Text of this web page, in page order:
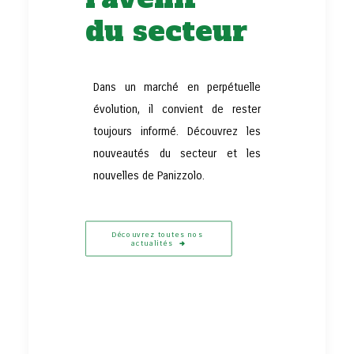
du secteur
Dans un marché en perpétuelle
évolution, il convient de rester
toujours informé. Découvrez les
nouveautés du secteur et les
nouvelles de Panizzolo.
Découvrez toutes nos
actualités